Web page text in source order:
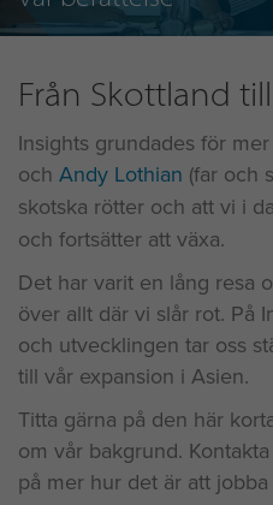
Från Skottland
Insights grundades för
och Andy Lothian (far och
skotska rötter och att vi i
och fortsätter att växa.
Det har varit en lång resa
över allt där vi slår rot. På
och utvecklingen tar oss
till vår expansion i Asien.
Titta gärna på den här
om vår bakgrund.
på mer hur det är att